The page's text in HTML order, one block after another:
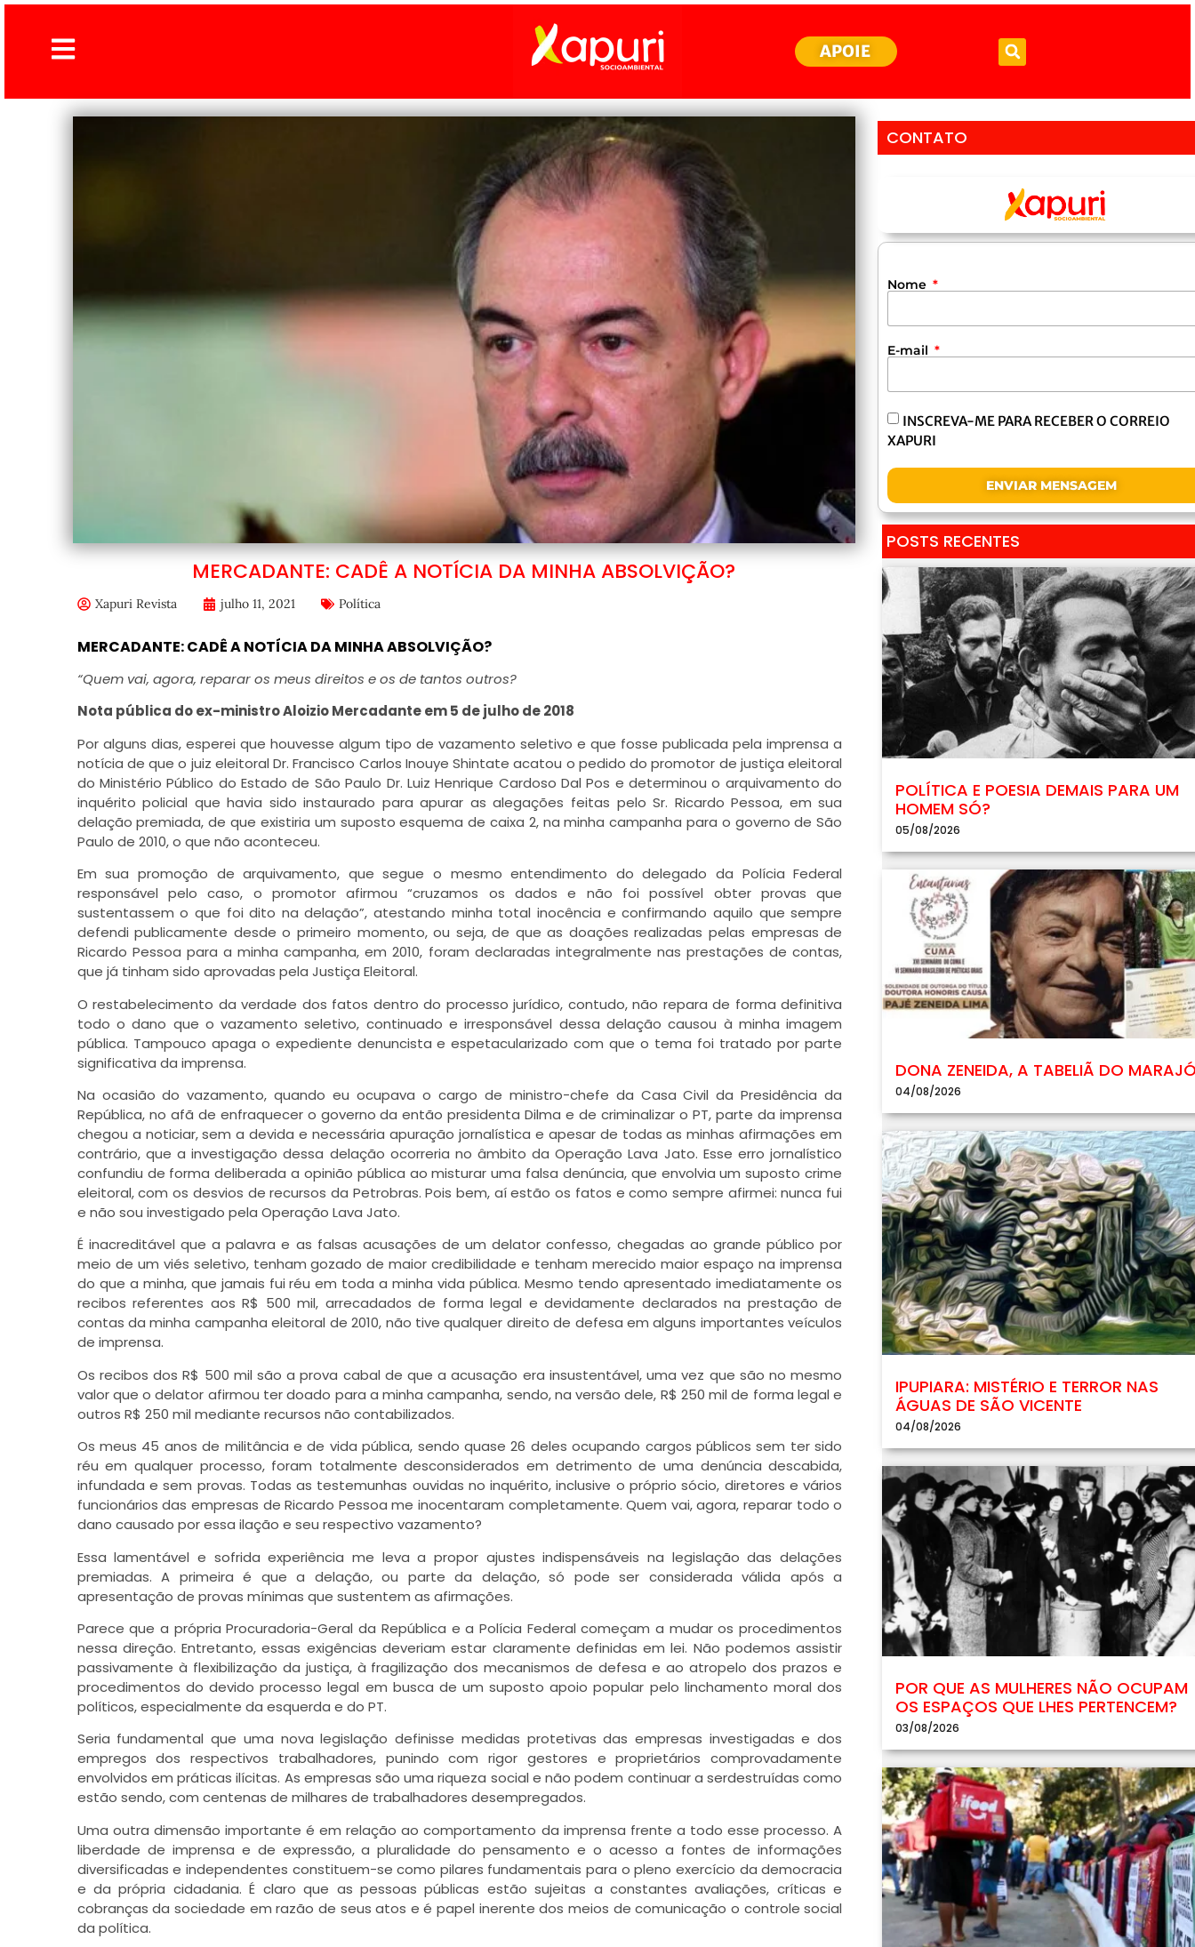
APOIE
MERCADANTE: CADÊ A NOTÍCIA DA MINHA ABSOLVIÇÃO?
Xapuri Revista julho 11, 2021 Política
MERCADANTE: CADÊ A NOTÍCIA DA MINHA ABSOLVIÇÃO?
“Quem vai, agora, reparar os meus direitos e os de tantos outros?
Nota pública do ex-ministro Aloizio Mercadante em 5 de julho de 2018
Por alguns dias, esperei que houvesse algum tipo de vazamento seletivo e que fosse publicada pela imprensa a
notícia de que o juiz eleitoral Dr. Francisco Carlos Inouye Shintate acatou o pedido do promotor de justiça eleitoral
do Ministério Público do Estado de São Paulo Dr. Luiz Henrique Cardoso Dal Pos e determinou o arquivamento do
inquérito policial que havia sido instaurado para apurar as alegações feitas pelo Sr. Ricardo Pessoa, em sua
delação premiada, de que existiria um suposto esquema de caixa 2, na minha campanha para o governo de São
Paulo de 2010, o que não aconteceu.
Em sua promoção de arquivamento, que segue o mesmo entendimento do delegado da Polícia Federal
responsável pelo caso, o promotor afirmou “cruzamos os dados e não foi possível obter provas que
sustentassem o que foi dito na delação”, atestando minha total inocência e confirmando aquilo que sempre
defendi publicamente desde o primeiro momento, ou seja, de que as doações realizadas pelas empresas de
Ricardo Pessoa para a minha campanha, em 2010, foram declaradas integralmente nas prestações de contas,
que já tinham sido aprovadas pela Justiça Eleitoral.
O restabelecimento da verdade dos fatos dentro do processo jurídico, contudo, não repara de forma definitiva
todo o dano que o vazamento seletivo, continuado e irresponsável dessa delação causou à minha imagem
pública. Tampouco apaga o expediente denuncista e espetacularizado com que o tema foi tratado por parte
significativa da imprensa.
Na ocasião do vazamento, quando eu ocupava o cargo de ministro-chefe da Casa Civil da Presidência da
República, no afã de enfraquecer o governo da então presidenta Dilma e de criminalizar o PT, parte da imprensa
chegou a noticiar, sem a devida e necessária apuração jornalística e apesar de todas as minhas afirmações em
contrário, que a investigação dessa delação ocorreria no âmbito da Operação Lava Jato. Esse erro jornalístico
confundiu de forma deliberada a opinião pública ao misturar uma falsa denúncia, que envolvia um suposto crime
eleitoral, com os desvios de recursos da Petrobras. Pois bem, aí estão os fatos e como sempre afirmei: nunca fui
e não sou investigado pela Operação Lava Jato.
É inacreditável que a palavra e as falsas acusações de um delator confesso, chegadas ao grande público por
meio de um viés seletivo, tenham gozado de maior credibilidade e tenham merecido maior espaço na imprensa
do que a minha, que jamais fui réu em toda a minha vida pública. Mesmo tendo apresentado imediatamente os
recibos referentes aos R$ 500 mil, arrecadados de forma legal e devidamente declarados na prestação de
contas da minha campanha eleitoral de 2010, não tive qualquer direito de defesa em alguns importantes veículos
de imprensa.
Os recibos dos R$ 500 mil são a prova cabal de que a acusação era insustentável, uma vez que são no mesmo
valor que o delator afirmou ter doado para a minha campanha, sendo, na versão dele, R$ 250 mil de forma legal e
outros R$ 250 mil mediante recursos não contabilizados.
Os meus 45 anos de militância e de vida pública, sendo quase 26 deles ocupando cargos públicos sem ter sido
réu em qualquer processo, foram totalmente desconsiderados em detrimento de uma denúncia descabida,
infundada e sem provas. Todas as testemunhas ouvidas no inquérito, inclusive o próprio sócio, diretores e vários
funcionários das empresas de Ricardo Pessoa me inocentaram completamente. Quem vai, agora, reparar todo o
dano causado por essa ilação e seu respectivo vazamento?
Essa lamentável e sofrida experiência me leva a propor ajustes indispensáveis na legislação das delações
premiadas. A primeira é que a delação, ou parte da delação, só pode ser considerada válida após a
apresentação de provas mínimas que sustentem as afirmações.
Parece que a própria Procuradoria-Geral da República e a Polícia Federal começam a mudar os procedimentos
nessa direção. Entretanto, essas exigências deveriam estar claramente definidas em lei. Não podemos assistir
passivamente à flexibilização da justiça, à fragilização dos mecanismos de defesa e ao atropelo dos prazos e
procedimentos do devido processo legal em busca de um suposto apoio popular pelo linchamento moral dos
políticos, especialmente da esquerda e do PT.
Seria fundamental que uma nova legislação definisse medidas protetivas das empresas investigadas e dos
empregos dos respectivos trabalhadores, punindo com rigor gestores e proprietários comprovadamente
envolvidos em práticas ilícitas. As empresas são uma riqueza social e não podem continuar a serdestruídas como
estão sendo, com centenas de milhares de trabalhadores desempregados.
Uma outra dimensão importante é em relação ao comportamento da imprensa frente a todo esse processo. A
liberdade de imprensa e de expressão, a pluralidade do pensamento e o acesso a fontes de informações
diversificadas e independentes constituem-se como pilares fundamentais para o pleno exercício da democracia
e da própria cidadania. É claro que as pessoas públicas estão sujeitas a constantes avaliações, críticas e
cobranças da sociedade em razão de seus atos e é papel inerente dos meios de comunicação o controle social
da política.
CONTATO
Nome
E-mail
INSCREVA-ME PARA RECEBER O CORREIO
XAPURI
ENVIAR MENSAGEM
POSTS RECENTES
POLÍTICA E POESIA DEMAIS PARA UM
HOMEM SÓ?
05/08/2026
DONA ZENEIDA, A TABELIÃ DO
04/08/2026
IPUPIARA: MISTÉRIO E TERROR NAS
ÁGUAS DE SÃO VICENTE
04/08/2026
POR QUE AS MULHERES NÃO OCUPAM
OS ESPAÇOS QUE LHES PERTENCEM?
03/08/2026